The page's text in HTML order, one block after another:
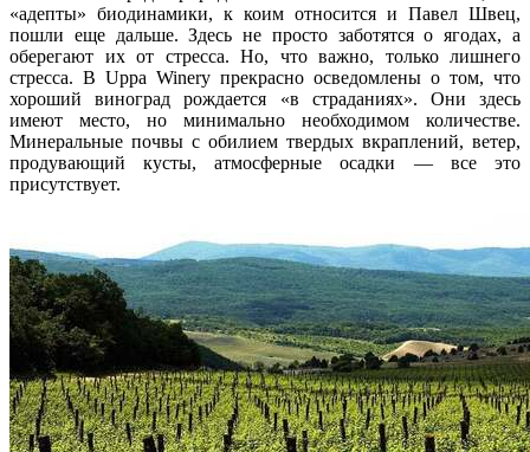
«адепты» биодинамики, к коим относится и Павел Швец,
пошли еще дальше. Здесь не просто заботятся о ягодах, а
оберегают их от стресса. Но, что важно, только лишнего
стресса. В Uppa Winery прекрасно осведомлены о том, что
хороший виноград рождается «в страданиях». Они здесь
имеют место, но минимально необходимом количестве.
Минеральные почвы с обилием твердых вкраплений, ветер,
продувающий кусты, атмосферные осадки — все это
присутствует.